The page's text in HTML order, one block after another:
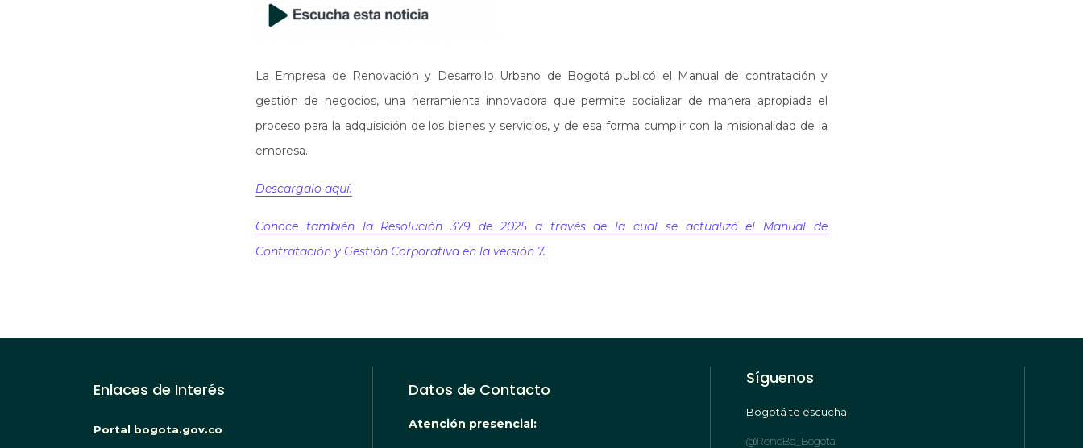
La Empresa de Renovación y Desarrollo Urbano de Bogotá publicó el Manual de contratación y
gestión de negocios, una herramienta innovadora que permite socializar de manera apropiada el
proceso para la adquisición de los bienes y servicios, y de esa forma cumplir con la misionalidad de la
empresa.
Descargalo aquí.
Conoce también la Resolución 379 de 2025 a través de la cual se actualizó el Manual de
Contratación y Gestión Corporativa en la versión 7.
Enlaces de Interés
Portal bogota.gov.co
Datos de Contacto
Atención presencial:
Síguenos
Bogotá te escucha
@RenoBo_Bogota